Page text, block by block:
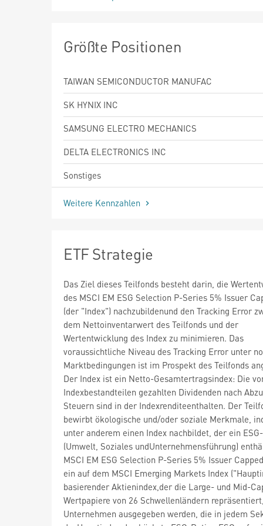
Größte Positionen
TAIWAN SEMICONDUCTOR MANUFAC
SK HYNIX INC
SAMSUNG ELECTRO MECHANICS
DELTA ELECTRONICS INC
Sonstiges
Weitere Kennzahlen
ETF Strategie
Das Ziel dieses Teilfonds besteht darin, die
des MSCI EM ESG Selection P-Series 5% Issuer
(der "Index") nachzubildenund den Tracking Error
dem Nettoinventarwert des Teilfonds und der
Wertentwicklung des Index zu minimieren. Das
voraussichtliche Niveau des Tracking Error unter
Marktbedingungen ist im Prospekt des Teilfonds
Der Index ist ein Netto-Gesamtertragsindex: Die
Indexbestandteilen gezahlten Dividenden nach
Steuern sind in der Indexrenditeenthalten. Der
bewirbt ökologische und/oder soziale Merkmale,
unter anderem einen Index nachbildet, der ein
(Umwelt, Soziales undUnternehmensführung)
MSCI EM ESG Selection P-Series 5% Issuer
ein auf dem MSCI Emerging Markets Index
basierender Aktienindex,der die Large- und Mid-
Wertpapiere von 26 Schwellenländern
Unternehmen ausgegeben werden, die in jedem